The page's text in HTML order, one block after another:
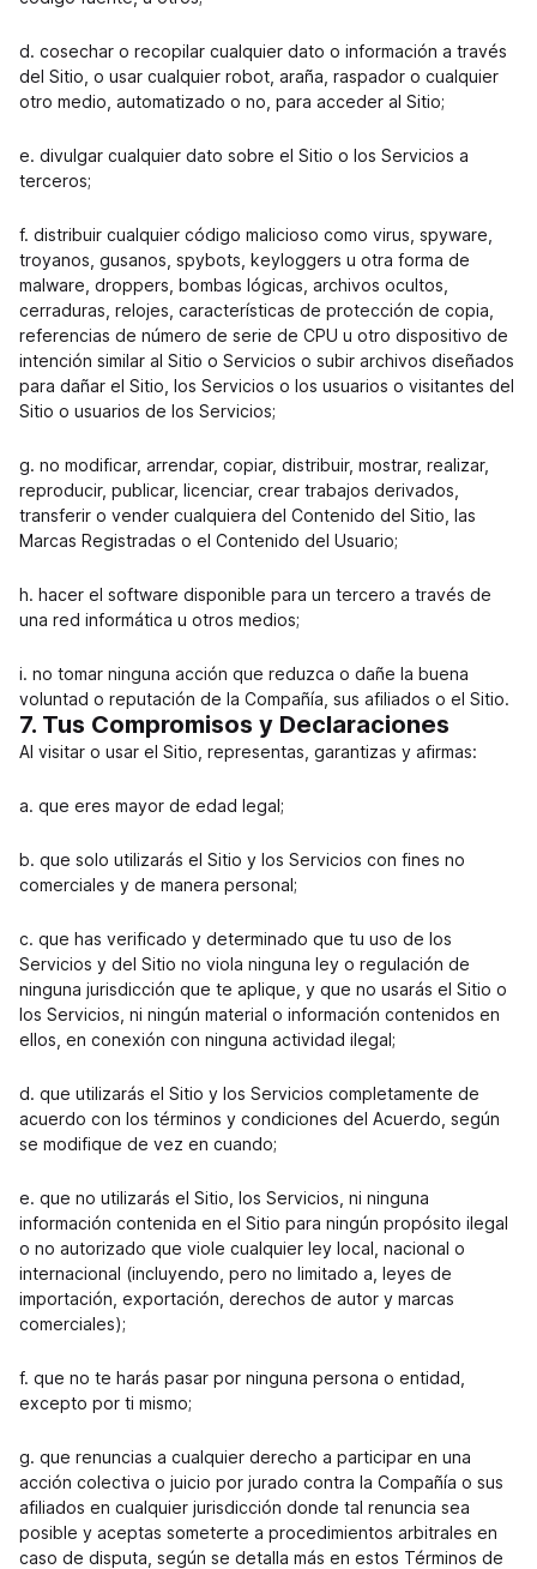
d. cosechar o recopilar cualquier dato o información a través
del Sitio, o usar cualquier robot, araña, raspador o cualquier
otro medio, automatizado o no, para acceder al Sitio;
e. divulgar cualquier dato sobre el Sitio o los Servicios a
terceros;
f. distribuir cualquier código malicioso como virus, spyware,
troyanos, gusanos, spybots, keyloggers u otra forma de
malware, droppers, bombas lógicas, archivos ocultos,
cerraduras, relojes, características de protección de copia,
referencias de número de serie de CPU u otro dispositivo de
intención similar al Sitio o Servicios o subir archivos diseñados
para dañar el Sitio, los Servicios o los usuarios o visitantes del
Sitio o usuarios de los Servicios;
g. no modificar, arrendar, copiar, distribuir, mostrar, realizar,
reproducir, publicar, licenciar, crear trabajos derivados,
transferir o vender cualquiera del Contenido del Sitio, las
Marcas Registradas o el Contenido del Usuario;
h. hacer el software disponible para un tercero a través de
una red informática u otros medios;
i. no tomar ninguna acción que reduzca o dañe la buena
voluntad o reputación de la Compañía, sus afiliados o el Sitio.
7. Tus Compromisos y Declaraciones
Al visitar o usar el Sitio, representas, garantizas y afirmas:
a. que eres mayor de edad legal;
b. que solo utilizarás el Sitio y los Servicios con fines no
comerciales y de manera personal;
c. que has verificado y determinado que tu uso de los
Servicios y del Sitio no viola ninguna ley o regulación de
ninguna jurisdicción que te aplique, y que no usarás el Sitio o
los Servicios, ni ningún material o información contenidos en
ellos, en conexión con ninguna actividad ilegal;
d. que utilizarás el Sitio y los Servicios completamente de
acuerdo con los términos y condiciones del Acuerdo, según
se modifique de vez en cuando;
e. que no utilizarás el Sitio, los Servicios, ni ninguna
información contenida en el Sitio para ningún propósito ilegal
o no autorizado que viole cualquier ley local, nacional o
internacional (incluyendo, pero no limitado a, leyes de
importación, exportación, derechos de autor y marcas
comerciales);
f. que no te harás pasar por ninguna persona o entidad,
excepto por ti mismo;
g. que renuncias a cualquier derecho a participar en una
acción colectiva o juicio por jurado contra la Compañía o sus
afiliados en cualquier jurisdicción donde tal renuncia sea
posible y aceptas someterte a procedimientos arbitrales en
caso de disputa, según se detalla más en estos Términos de